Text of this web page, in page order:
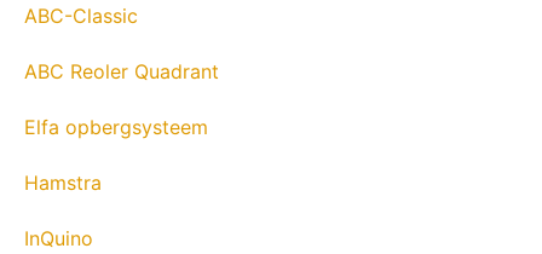
ABC-Classic
ABC Reoler Quadrant
Elfa opbergsysteem
Hamstra
InQuino